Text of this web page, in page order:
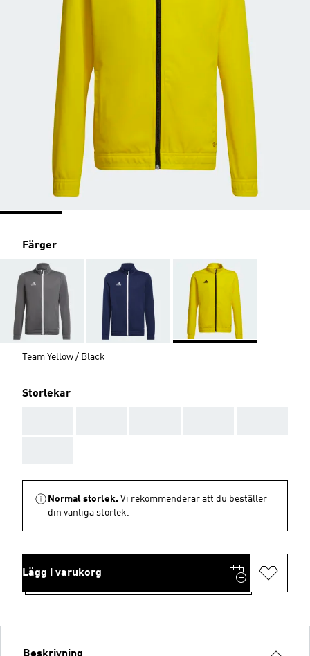
Färger
Team Yellow / Black
Storlekar
Normal storlek. Vi rekommenderar att du beställer
din vanliga storlek.
Lägg i varukorg